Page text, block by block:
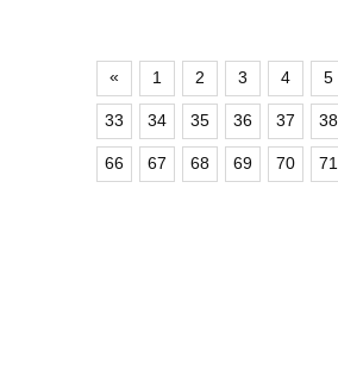
« 1 2 3 4 5
33 34 35 36 37 38
66 67 68 69 70 71